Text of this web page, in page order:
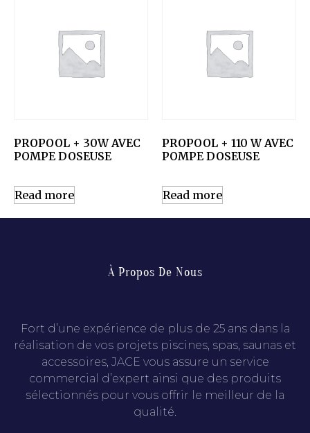
PROPOOL + 30W AVEC
POMPE DOSEUSE
Read more
PROPOOL + 110 W AVEC
POMPE DOSEUSE
Read more
À Propos De Nous
Fort d’une expérience de plus de 25 ans dans la
réalisation de vos projets piscines, spas, saunas et
accessoires, JACE vous assure un service
commercial d’expert ainsi que des produits
sélectionnés pour vous offrir le meilleur de la
qualité.